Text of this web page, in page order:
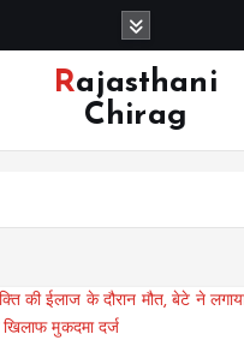
Rajasthani
Chirag